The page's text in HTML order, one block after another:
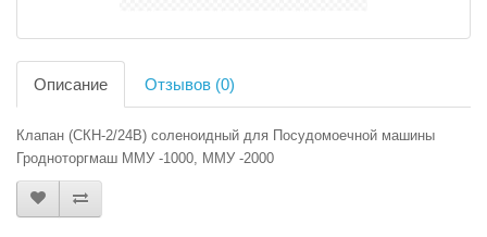
Описание Отзывов (0)
Клапан (СКН-2/24В) соленоидный для Посудомоечной машины
Гродноторгмаш ММУ -1000, ММУ -2000